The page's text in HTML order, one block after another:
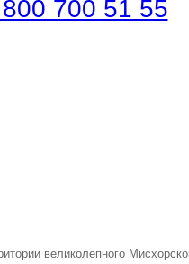
700 51 55
великолепного